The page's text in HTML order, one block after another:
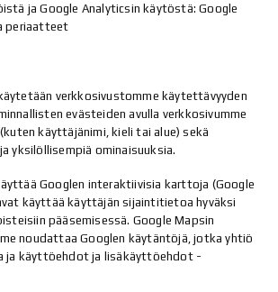
ja Google Analyticsin käytöstä: Google
periaatteet
verkkosivustomme käytettävyyden
evästeiden avulla verkkosivumme
käyttäjänimi, kieli tai alue) sekä
yksilöllisempiä ominaisuuksia.
Googlen interaktiivisia karttoja (Google
käyttää käyttäjän sijaintitietoa hyväksi
pääsemisessä. Google Mapsin
noudattaa Googlen käytäntöjä, jotka yhtiö
ja käyttöehdot ja lisäkäyttöehdot -